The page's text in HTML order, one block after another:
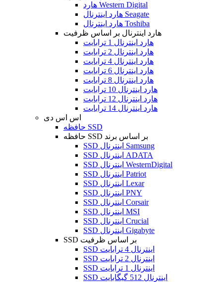
هارد Western Digital
هارد اینترنال Seagate
هارد اینترنال Toshiba
هارد اینترنال بر اساس ظرفیت
هارد اینترنال 1 ترابایت
هارد اینترنال 2 ترابایت
هارد اینترنال 4 ترابایت
هارد اینترنال 6 ترابایت
هارد اینترنال 8 ترابایت
هارد اینترنال 10 ترابایت
هارد اینترنال 12 ترابایت
هارد اینترنال 14 ترابایت
اس اس دی
حافظه SSD
حافظه SSD بر اساس برند
SSD اینترنال Samsung
SSD اینترنال ADATA
SSD اینترنال WesternDigital
SSD اینترنال Patriot
SSD اینترنال Lexar
SSD اینترنال PNY
SSD اینترنال Corsair
SSD اینترنال MSI
SSD اینترنال Crucial
SSD اینترنال Gigabyte
SSD بر اساس ظرفیت
SSD اینترنال 4 ترابایت
SSD اینترنال 2 ترابایت
SSD اینترنال 1 ترابایت
SSD اینترنال 512 گیگابایت